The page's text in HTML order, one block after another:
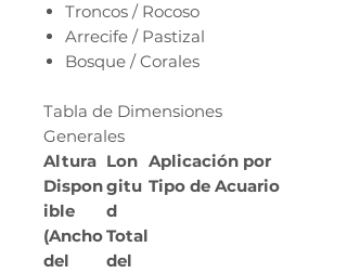
Troncos / Rocoso
Arrecife / Pastizal
Bosque / Corales
Tabla de Dimensiones
Generales
Altura
Dispon
ible
(Ancho
del
Lon
gitu
d
Total
del
Aplicación por
Tipo de Acuario